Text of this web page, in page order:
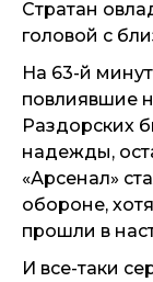
Стратан
головой с
На 63-й
повлиявшие
Раздорских
надежды,
«Арсенал»
обороне,
прошли в
И все-таки